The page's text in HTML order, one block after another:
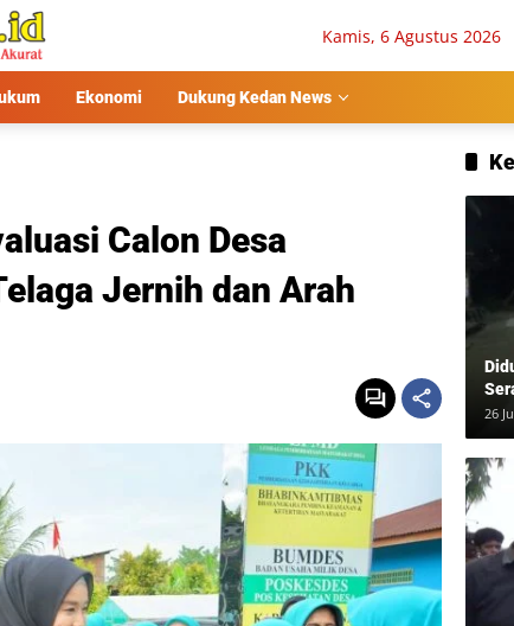
Kamis, 6 Agustus 2026
Ekonomi Dukung Kedan News
Calon Desa
Jernih dan Arah
26